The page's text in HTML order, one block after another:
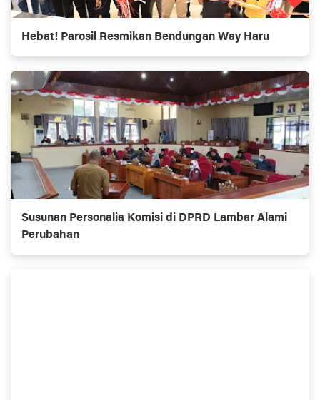
Hebat! Parosil Resmikan Bendungan Way Haru
Susunan Personalia Komisi di DPRD Lambar Alami
Perubahan